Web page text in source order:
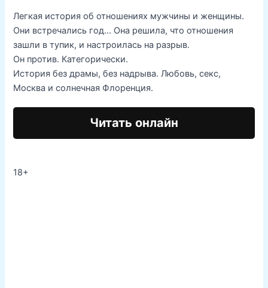
Легкая история об отношениях мужчины и женщины.
Они встречались год… Она решила, что отношения
зашли в тупик, и настроилась на разрыв.
Он против. Категорически.
История без драмы, без надрыва. Любовь, секс,
Москва и солнечная Флоренция.
Читать онлайн
18+